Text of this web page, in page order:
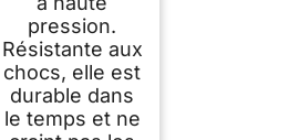
pression.
Résistante aux
chocs, elle est
durable dans
le temps et ne